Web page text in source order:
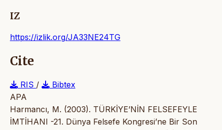
IZ
https://izlik.org/JA33NE24TG
Cite
RIS /
Bibtex
APA
Harmancı, M. (2003). TÜRKİYE’NİN FELSEFEYLE
İMTİHANI -21. Dünya Felsefe Kongresi’ne Bir Son